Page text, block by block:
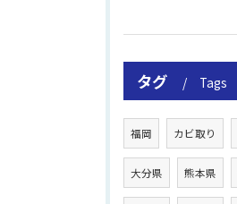
タグ Tags
福岡 カビ取り
大分県 熊本県